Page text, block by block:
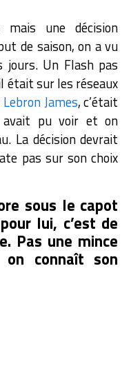
une décision
de saison, on a vu
jours. Un Flash pas
était sur les réseaux
Lebron James, c’était
avait pu voir et on
La décision devrait
pas sur son choix
sous le capot
lui, c’est de
Pas une mince
connaît son